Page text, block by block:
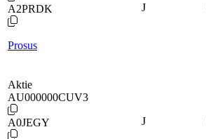
A2PRDK
Prosus
J
Aktie
AU000000CUV3
A0JEGY J